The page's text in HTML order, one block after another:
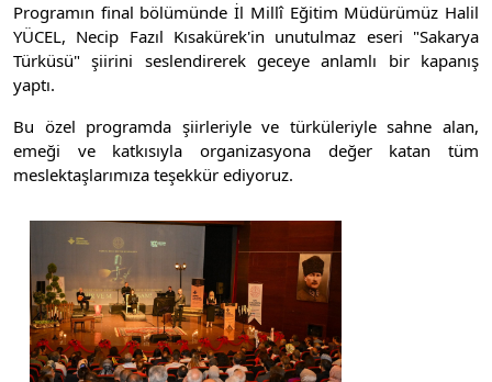
Programın final bölümünde İl Millî Eğitim Müdürümüz Halil
YÜCEL, Necip Fazıl Kısakürek'in unutulmaz eseri "Sakarya
Türküsü" şiirini seslendirerek geceye anlamlı bir kapanış
yaptı.
Bu özel programda şiirleriyle ve türküleriyle sahne alan,
emeği ve katkısıyla organizasyona değer katan tüm
meslektaşlarımıza teşekkür ediyoruz.